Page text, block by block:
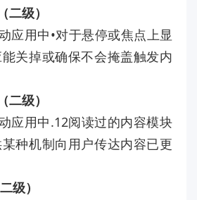
级）
用中•对于悬停或焦点上显
关掉或确保不会掩盖触发内
级）
用中.12阅读过的内容模块
种机制向用户传达内容已更
级）